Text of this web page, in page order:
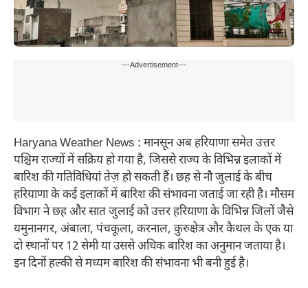
---Advertisement---
Haryana Weather News : मानसून अब हरियाणा समेत उत्तर
पश्चिम राज्यों में सक्रिय हो गया है, जिससे राज्य के विभिन्न इलाकों में
बारिश की गतिविधियां तेज़ हो सकती हैं। छह से नौ जुलाई के बीच
हरियाणा के कई इलाकों में बारिश की संभावना जताई जा रही है। मौसम
विभाग ने छह और सात जुलाई को उत्तर हरियाणा के विभिन्न जिलों जैसे
यमुनानगर, अंबाला, पंचकूला, करनाल, कुरुक्षेत्र और कैथल के एक या
दो स्थानों पर 12 सेमी या उससे अधिक बारिश का अनुमान जताया है।
इन दिनों हल्की से मध्यम बारिश की संभावना भी बनी हुई है।